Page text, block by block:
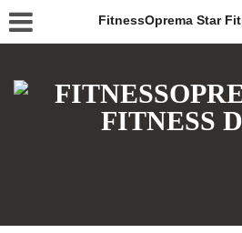
FitnessOprema Star